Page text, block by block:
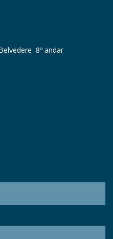
8º andar